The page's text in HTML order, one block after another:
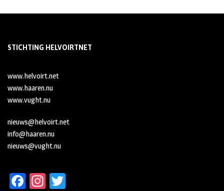
STICHTING HELVOIRTNET
www.helvoirt.net
www.haaren.nu
www.vught.nu
nieuws@helvoirt.net
info@haaren.nu
nieuws@vught.nu
Fa In